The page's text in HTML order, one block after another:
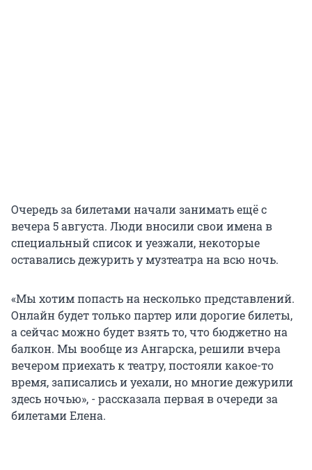
Очередь за билетами начали занимать ещё с
вечера 5 августа. Люди вносили свои имена в
специальный список и уезжали, некоторые
оставались дежурить у музтеатра на всю ночь.
«Мы хотим попасть на несколько представлений.
Онлайн будет только партер или дорогие билеты,
а сейчас можно будет взять то, что бюджетно на
балкон. Мы вообще из Ангарска, решили вчера
вечером приехать к театру, постояли какое-то
время, записались и уехали, но многие дежурили
здесь ночью», - рассказала первая в очереди за
билетами Елена.